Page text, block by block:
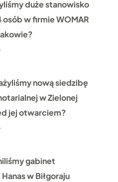
duże stanowisko
osób w firmie WOMAR
nową siedzibę
w Zielonej
jej otwarciem?
gabinet
w Biłgoraju